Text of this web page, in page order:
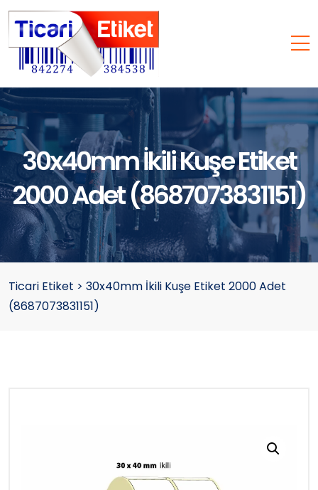
30x40mm İkili Kuşe Etiket
2000 Adet (8687073831151)
Ticari Etiket > 30x40mm İkili Kuşe Etiket 2000 Adet
(8687073831151)